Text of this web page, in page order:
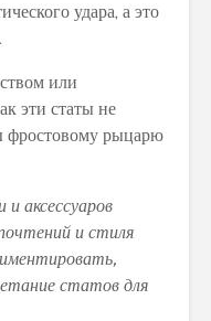
удара, а это
или
эти статы не
фростовому рыцарю
аксессуаров
и стиля
статов для